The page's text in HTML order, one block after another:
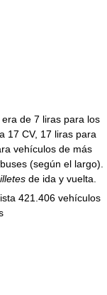
de 7 liras para los
17 CV, 17 liras para
vehículos de más
(según el largo).
de ida y vuelta.
421.406 vehículos